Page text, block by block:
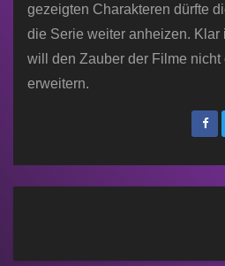
gezeigten Charakteren dürfte
die Serie weiter anheizen. Klar
will den Zauber der Filme nicht
erweitern.